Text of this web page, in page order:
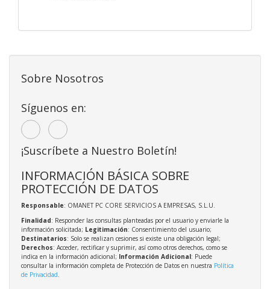
Sobre Nosotros
Síguenos en:
¡Suscríbete a Nuestro Boletín!
INFORMACIÓN BÁSICA SOBRE
PROTECCIÓN DE DATOS
Responsable: OMANET PC CORE SERVICIOS A EMPRESAS, S.L.U.
Finalidad: Responder las consultas planteadas por el usuario y enviarle la
información solicitada; Legitimación: Consentimiento del usuario;
Destinatarios: Solo se realizan cesiones si existe una obligación legal;
Derechos: Acceder, rectificar y suprimir, así como otros derechos, como se
indica en la información adicional; Información Adicional: Puede
consultar la información completa de Protección de Datos en nuestra Política
de Privacidad